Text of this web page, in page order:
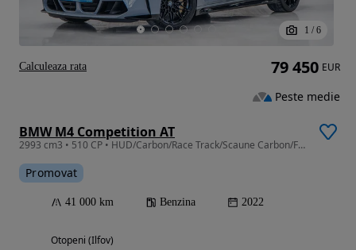
1 / 6
BMW M4 Competition AT
2993 cm3 • 510 CP • HUD/Carbon/Race Track/Scaune Carbon/Frane Ceramice/LED/Rate Leasing
Promovat
41 000 km Benzina 2022
Otopeni (Ilfov)
79 450 EUR
Peste medie
Calculeaza rata